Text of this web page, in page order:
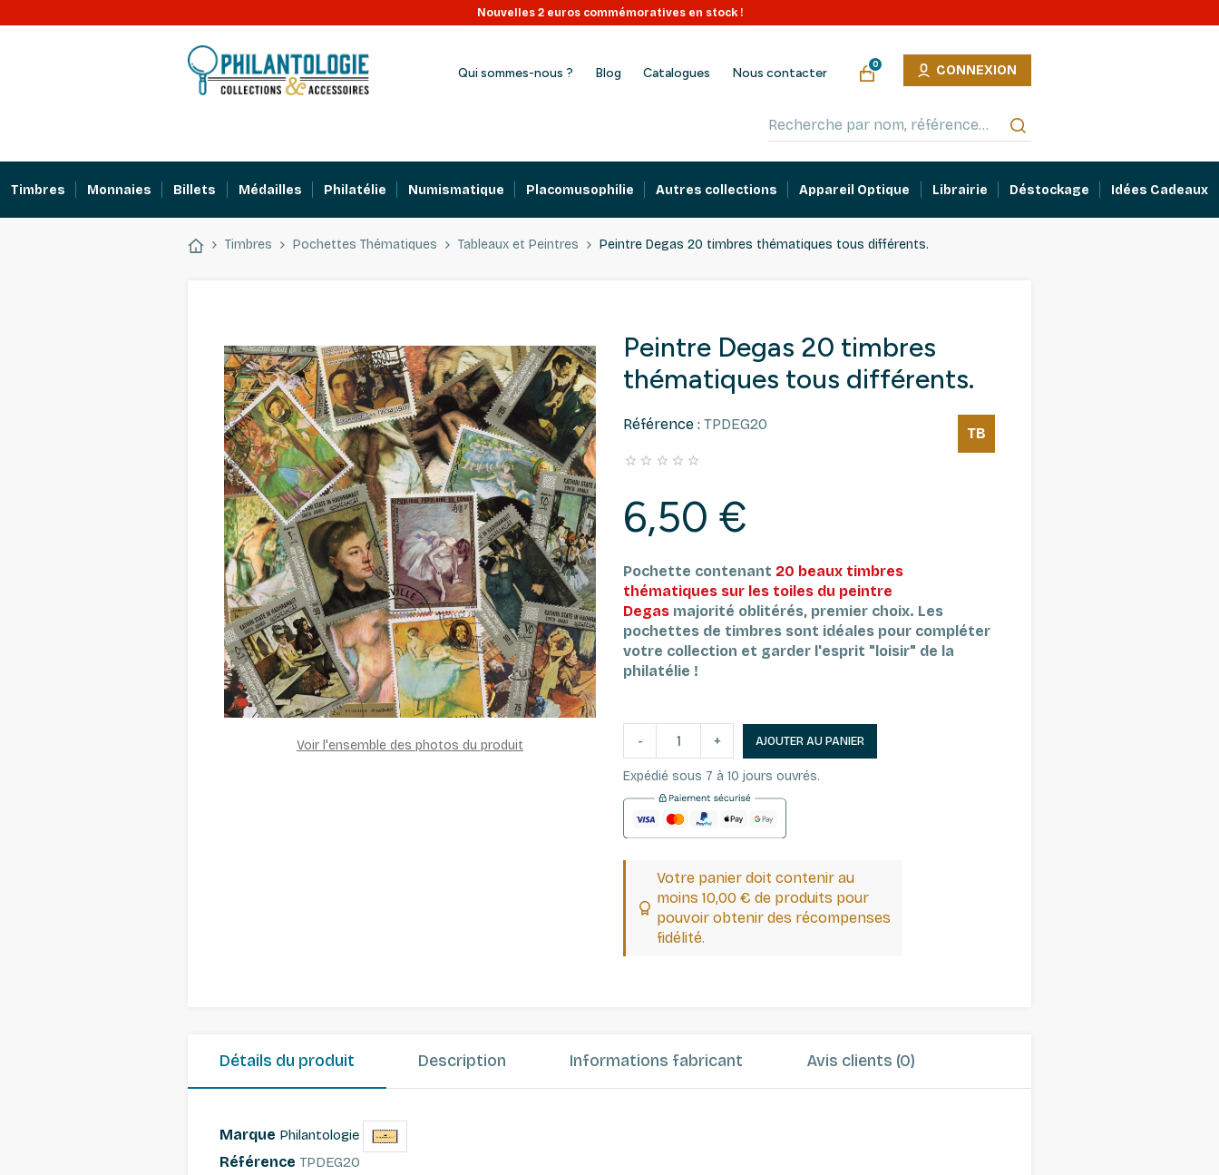
Nouvelles 2 euros commémoratives en stock !
Qui sommes-nous ? Blog Catalogues Nous contacter
0 CONNEXION
Timbres Monnaies Billets Médailles Philatélie Numismatique Placomusophilie Autres collections Appareil Optique Librairie Déstockage Idées Cadeaux
Timbres Pochettes Thématiques Tableaux et Peintres Peintre Degas 20 timbres thématiques tous différents.
Voir l'ensemble des photos du produit
Peintre Degas 20 timbres
thématiques tous différents.
Référence : TPDEG20
TB
    
6,50 €
Pochette contenant 20 beaux timbres
thématiques sur les toiles du peintre
Degas majorité oblitérés, premier choix. Les
pochettes de timbres sont idéales pour compléter
votre collection et garder l'esprit "loisir" de la
philatélie !
- + AJOUTER AU PANIER
Expédié sous 7 à 10 jours ouvrés.
Votre panier doit contenir au
moins 10,00 € de produits pour
pouvoir obtenir des récompenses
fidélité.
Détails du produit Description Informations fabricant Avis clients (0)
Marque Philantologie
Référence TPDEG20